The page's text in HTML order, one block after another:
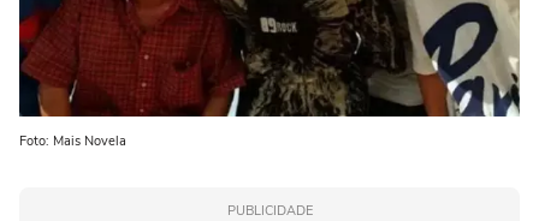
Foto: Mais Novela
PUBLICIDADE